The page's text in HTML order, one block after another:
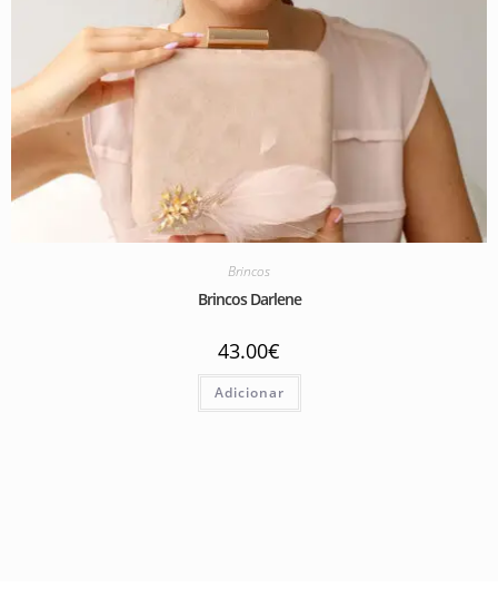
Brincos
Brincos Darlene
43.00€
Adicionar